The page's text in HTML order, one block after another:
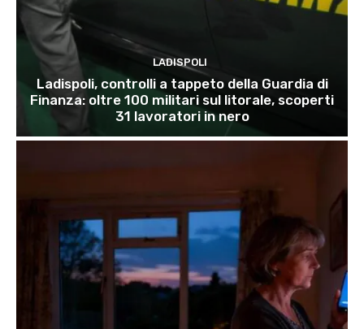
LADISPOLI
Ladispoli, controlli a tappeto della Guardia di
Finanza: oltre 100 militari sul litorale, scoperti
31 lavoratori in nero